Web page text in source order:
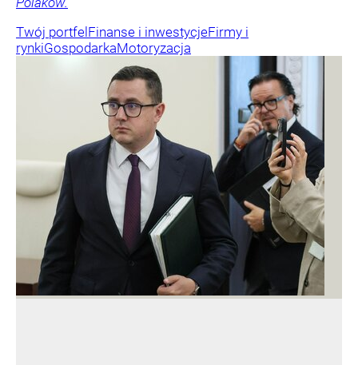
Twój portfel Finanse i inwestycjeFirmy i
rynkiGospodarkaMotoryzacja